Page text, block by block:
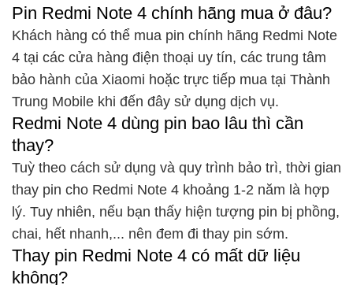
Pin Redmi Note 4 chính hãng mua ở đâu?
Khách hàng có thể mua pin chính hãng Redmi Note
4 tại các cửa hàng điện thoại uy tín, các trung tâm
bảo hành của Xiaomi hoặc trực tiếp mua tại Thành
Trung Mobile khi đến đây sử dụng dịch vụ.
Redmi Note 4 dùng pin bao lâu thì cần
thay?
Tuỳ theo cách sử dụng và quy trình bảo trì, thời gian
thay pin cho Redmi Note 4 khoảng 1-2 năm là hợp
lý. Tuy nhiên, nếu bạn thấy hiện tượng pin bị phồng,
chai, hết nhanh,... nên đem đi thay pin sớm.
Thay pin Redmi Note 4 có mất dữ liệu
không?